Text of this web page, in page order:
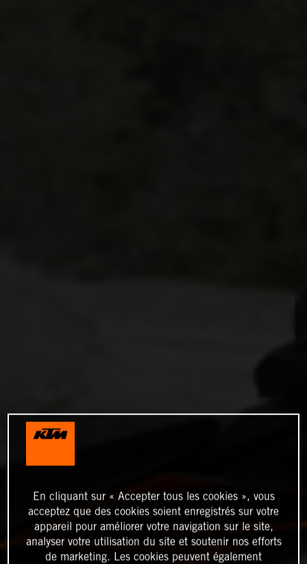
En cliquant sur « Accepter tous les cookies », vous
acceptez que des cookies soient enregistrés sur votre
appareil pour améliorer votre navigation sur le site,
analyser votre utilisation du site et soutenir nos efforts
de marketing. Les cookies peuvent également